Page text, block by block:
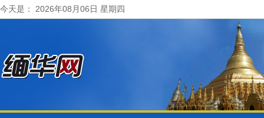
今天是： 2026年08月06日 星期四